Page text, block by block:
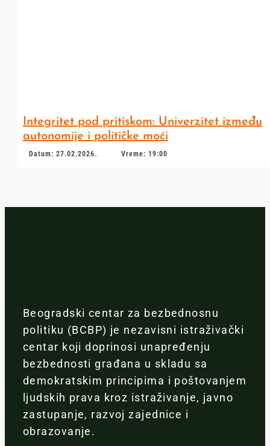
Integritet pod pritiskom: Univerzitet između
autonomije i političke moći
Datum: 27.02.2026. Vreme: 19:00
Beogradski centar za bezbednosnu
politiku (BCBP) je nezavisni istraživački
centar koji doprinosi unapređenju
bezbednosti građana u skladu sa
demokratskim principima i poštovanjem
ljudskih prava kroz istraživanje, javno
zastupanje, razvoj zajednice i
obrazovanje.